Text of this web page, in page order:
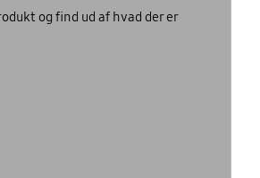
og find ud af hvad der er